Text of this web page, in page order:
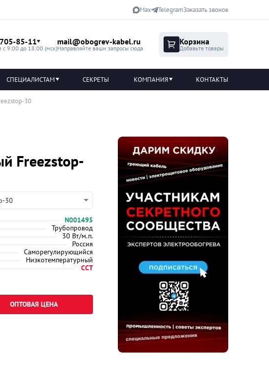
Max TelegramЗаказать звонок
85-11
с 9:00 до 18:00 (мск)
mail@obogrev-kabel.ru
Направляйте ваши запросы сюда
Корзина
Добавьте товары
СПЕЦИАЛИСТАМ СЕКРЕТЫ КОМПАНИЯ КОНТАКТЫ
30
Freezstop-
30
N001495
Трубопровод
30 Вт/м.п.
Россия
Саморегулирующийся
Низкотемпературный
ССТ
ОПТОВАЯ ЦЕНА